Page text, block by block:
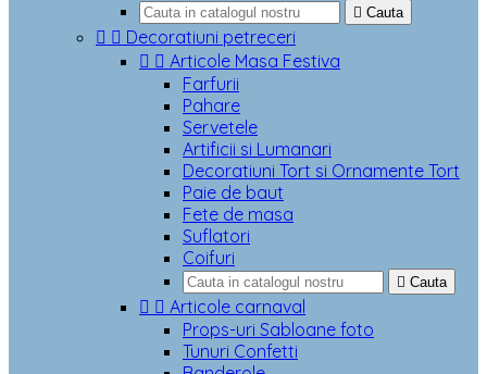
 Cauta
  Decoratiuni petreceri
  Articole Masa Festiva
Farfurii
Pahare
Servetele
Artificii si Lumanari
Decoratiuni Tort si Ornamente Tort
Paie de baut
Fete de masa
Suflatori
Coifuri
 Cauta
  Articole carnaval
Props-uri Sabloane foto
Tunuri Confetti